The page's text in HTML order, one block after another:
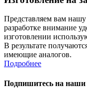
Представляем вам
разработке внимание
изготовлении
В результате
имеющие аналогов.
Подробнее
Подпишитесь на наши